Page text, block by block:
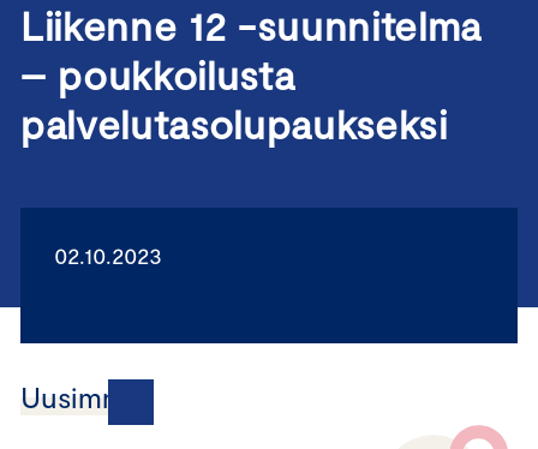
Liikenne 12 -suunnitelma
– poukkoilusta
palvelutasolupaukseksi
02.10.2023
Uusimmat